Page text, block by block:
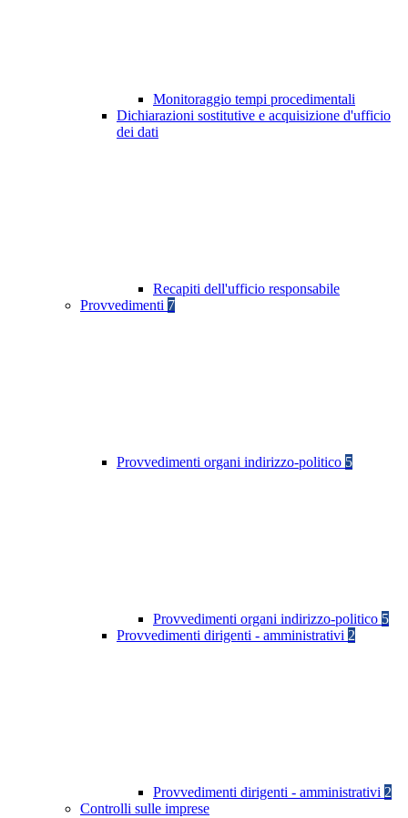
Monitoraggio tempi procedimentali
Dichiarazioni sostitutive e acquisizione d'ufficio
dei dati
Recapiti dell'ufficio responsabile
Provvedimenti 7
Provvedimenti organi indirizzo-politico 5
Provvedimenti organi indirizzo-politico 5
Provvedimenti dirigenti - amministrativi 2
Provvedimenti dirigenti - amministrativi 2
Controlli sulle imprese